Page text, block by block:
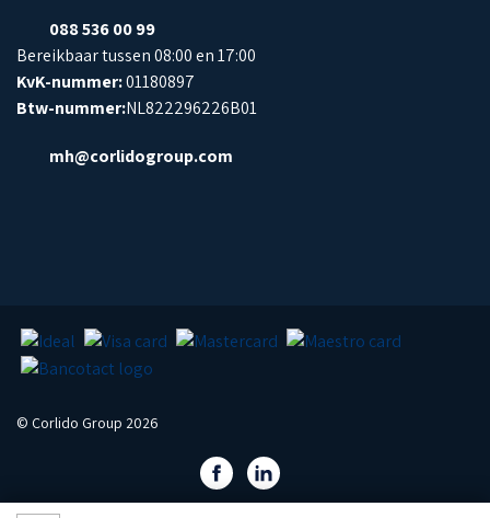
088 536 00 99
Bereikbaar tussen 08:00 en 17:00
KvK-nummer:01180897
Btw-nummer:NL822296226B01
mh@corlidogroup.com
© Corlido Group 2026